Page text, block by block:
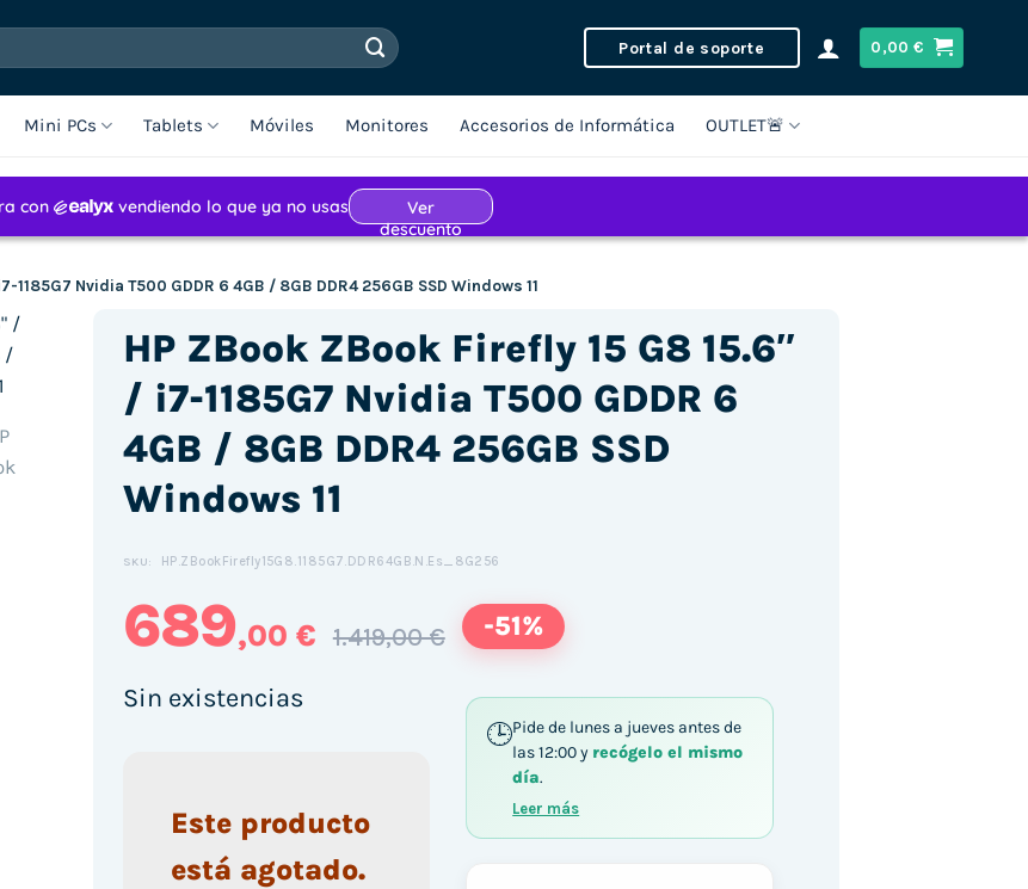
Portal de soporte 0,00€
Mini PCs Tablets Móviles Monitores Accesorios de Informática OUTLET🚨
1185G7 Nvidia T500 GDDR 6 4GB / 8GB DDR4 256GB SSD Windows 11
HP ZBook ZBook Firefly 15 G8 15.6″
/ i7-1185G7 Nvidia T500 GDDR 6
4GB / 8GB DDR4 256GB SSD
Windows 11
SKU: HP.ZBookFirefly15G8.1185G7.DDR64GB.N.Es_8G256
689,00 € 1.419,00 € -51%
Sin existencias
Este producto
está agotado.
Pide de lunes a jueves antes de
las 12:00 y recógelo el mismo
día.
Leer más